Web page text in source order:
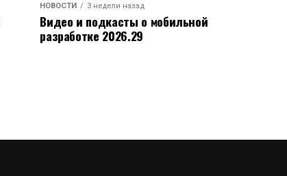
НОВОСТИ 3 недели назад
Видео и подкасты о мобильной
разработке 2026.29